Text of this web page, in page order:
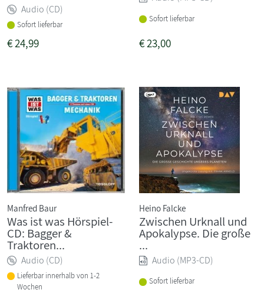
Audio (CD)
Sofort lieferbar
€24,99
Sofort lieferbar
€23,00
Manfred Baur
Was ist was Hörspiel-
CD: Bagger &
Traktoren...
Audio (CD)
Lieferbar innerhalb von 1-2
Wochen
Heino Falcke
Zwischen Urknall und
Apokalypse. Die große
...
Audio (MP3-CD)
Sofort lieferbar